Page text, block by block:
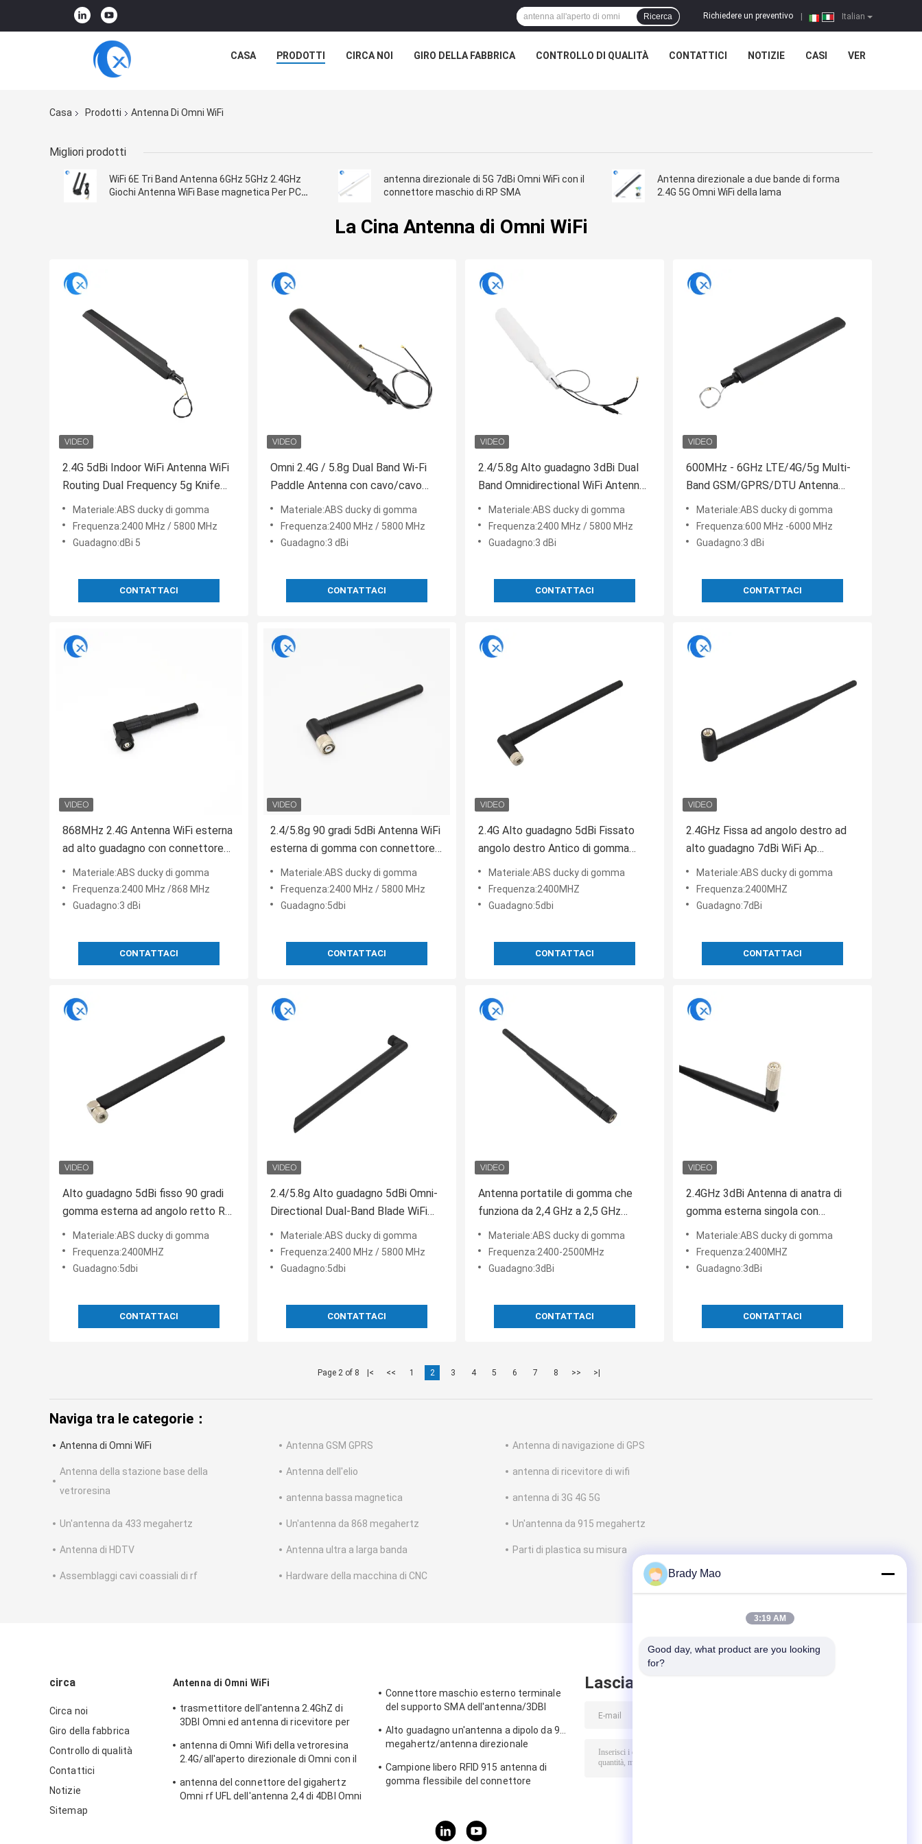
Italian
Richiedere un preventivo
Ricerca
CASA PRODOTTI CIRCA NOI GIRO DELLA FABBRICA CONTROLLO DI QUALITÀ CONTATTICI NOTIZIE CASI VER
Casa Prodotti Antenna Di Omni WiFi
Migliori prodotti
WiFi 6E Tri Band Antenna 6GHz 5GHz 2.4GHz
Giochi Antenna WiFi Base magnetica Per PC
antenna direzionale di 5G 7dBi Omni WiFi con il
connettore maschio di RP SMA
Antenna direzionale a due bande di forma
2.4G 5G Omni WiFi della lama
La Cina Antenna di Omni WiFi
2.4G 5dBi Indoor WiFi Antenna WiFi
Routing Dual Frequency 5g Knife
Front 5800 MHz Knife Antenna con
Flying Wire o SMA
Materiale:ABS ducky di gomma
Frequenza:2400 MHz / 5800 MHz
Guadagno:dBi 5
CONTATTACI
Omni 2.4G / 5.8g Dual Band Wi-Fi
Paddle Antenna con cavo/cavo
volante Ipex Connector per router
Materiale:ABS ducky di gomma
Frequenza:2400 MHz / 5800 MHz
Guadagno:3 dBi
CONTATTACI
2.4/5.8g Alto guadagno 3dBi Dual
Band Omnidirectional WiFi Antenna
a palla girevole con filo volante per
router
Materiale:ABS ducky di gomma
Frequenza:2400 MHz / 5800 MHz
Guadagno:3 dBi
CONTATTACI
600MHz - 6GHz LTE/4G/5g Multi-
Band GSM/GPRS/DTU Antenna
omnidirezionale interna con
connettore U. FL
Materiale:ABS ducky di gomma
Frequenza:600 MHz -6000 MHz
Guadagno:3 dBi
CONTATTACI
868MHz 2.4G Antenna WiFi esterna
ad alto guadagno con connettore
maschile TNC/BNC Antenna
gomma omnidirezionale Ducky Lora
Materiale:ABS ducky di gomma
Frequenza:2400 MHz /868 MHz
Guadagno:3 dBi
CONTATTACI
2.4/5.8g 90 gradi 5dBi Antenna WiFi
esterna di gomma con connettore
maschile SMA Router Antenna WiFi
Materiale:ABS ducky di gomma
Frequenza:2400 MHz / 5800 MHz
Guadagno:5dbi
CONTATTACI
2.4G Alto guadagno 5dBi Fissato
angolo destro Antico di gomma
esterno WiFi SMA Antenna per
router WiFi
Materiale:ABS ducky di gomma
Frequenza:2400MHZ
Guadagno:5dbi
CONTATTACI
2.4GHz Fissa ad angolo destro ad
alto guadagno 7dBi WiFi Ap
Antenna con connettore maschile
SMA per il router WiFi
Materiale:ABS ducky di gomma
Frequenza:2400MHZ
Guadagno:7dBi
CONTATTACI
Alto guadagno 5dBi fisso 90 gradi
gomma esterna ad angolo retto RP
SMA Male Connector 2.4GHz
Antenna per telecamera di
sicurezza HD
Materiale:ABS ducky di gomma
Frequenza:2400MHZ
Guadagno:5dbi
CONTATTACI
2.4/5.8g Alto guadagno 5dBi Omni-
Directional Dual-Band Blade WiFi
Antenna con SMA Male Connector
Materiale:ABS ducky di gomma
Frequenza:2400 MHz / 5800 MHz
Guadagno:5dbi
CONTATTACI
Antenna portatile di gomma che
funziona da 2,4 GHz a 2,5 GHz
Antenna con connettore maschio
SMA con guadagno nominale di 3
dBi
Materiale:ABS ducky di gomma
Frequenza:2400-2500MHz
Guadagno:3dBi
CONTATTACI
2.4GHz 3dBi Antenna di anatra di
gomma esterna singola con
connettore SMA girevole per
telecamere di sicurezza HD
Materiale:ABS ducky di gomma
Frequenza:2400MHZ
Guadagno:3dBi
CONTATTACI
Page 2 of 8 |< << 1 2 3 4 5 6 7 8 >> >|
Naviga tra le categorie：
Antenna di Omni WiFi Antenna GSM GPRS Antenna di navigazione di GPS
Antenna della stazione base della
vetroresina
Antenna dell'elio antenna di ricevitore di wifi
antenna bassa magnetica antenna di 3G 4G 5G
Un'antenna da 433 megahertz Un'antenna da 868 megahertz Un'antenna da 915 megahertz
Antenna di HDTV Antenna ultra a larga banda Parti di plastica su misura
Assemblaggi cavi coassiali di rf Hardware della macchina di CNC
circa
Circa noi
Giro della fabbrica
Controllo di qualità
Contattici
Notizie
Sitemap
Antenna di Omni WiFi
trasmettitore dell'antenna 2.4GhZ di
3DBI Omni ed antenna di ricevitore per
antenna di Omni Wifi della vetroresina
2.4G/all'aperto direzionale di Omni con il
antenna del connettore del gigahertz
Omni rf UFL dell'antenna 2,4 di 4DBI Omni
Connettore maschio esterno terminale
del supporto SMA dell'antenna/3DBI
Alto guadagno un'antenna a dipolo da 915
megahertz/antenna direzionale
Campione libero RFID 915 antenna di
gomma flessibile del connettore
Lasciare messaggio
Brady Mao
3:19 AM
Good day, what product are you looking
for?